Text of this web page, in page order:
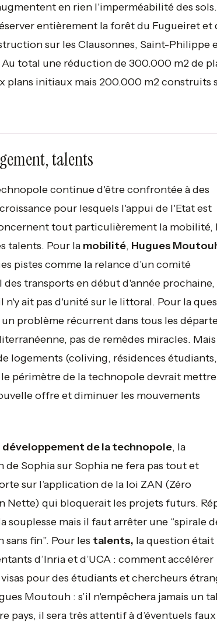
en rien l'imperméabilité des
entièrement la forêt du Fugueiret et
sur les Clausonnes, Saint-Philippe
total une réduction de 300.000 m2 de
plans initiaux mais 200.000 m2 construits
talents
continue d'être confrontée à des
pour lesquels l'appui de l'Etat est
tout particulièrement la mobilité,
talents. Pour la mobilité, Hugues
pistes comme la relance d'un comité
transports en début d'année prochaine,
n'y ait pas d'unité sur le littoral. Pour la
un problème récurrent dans tous les
pas de remèdes miracles.
logements (coliving, résidences étudiants,
périmètre de la technopole devrait
offre et diminuer les mouvements
développement de la technopole, la
Sophia sur Sophia ne fera pas tout et
sur l’application de la loi ZAN (Zéro
Nette) qui bloquerait les projets futurs.
souplesse mais il faut arrêter une “spirale
sans fin”. Pour les talents, la question était
d’Inria et d’UCA : comment accélérer
pour des étudiants et chercheurs
Moutouh : s’il n'empêchera jamais un
pays, il sera très attentif à d’éventuels faux